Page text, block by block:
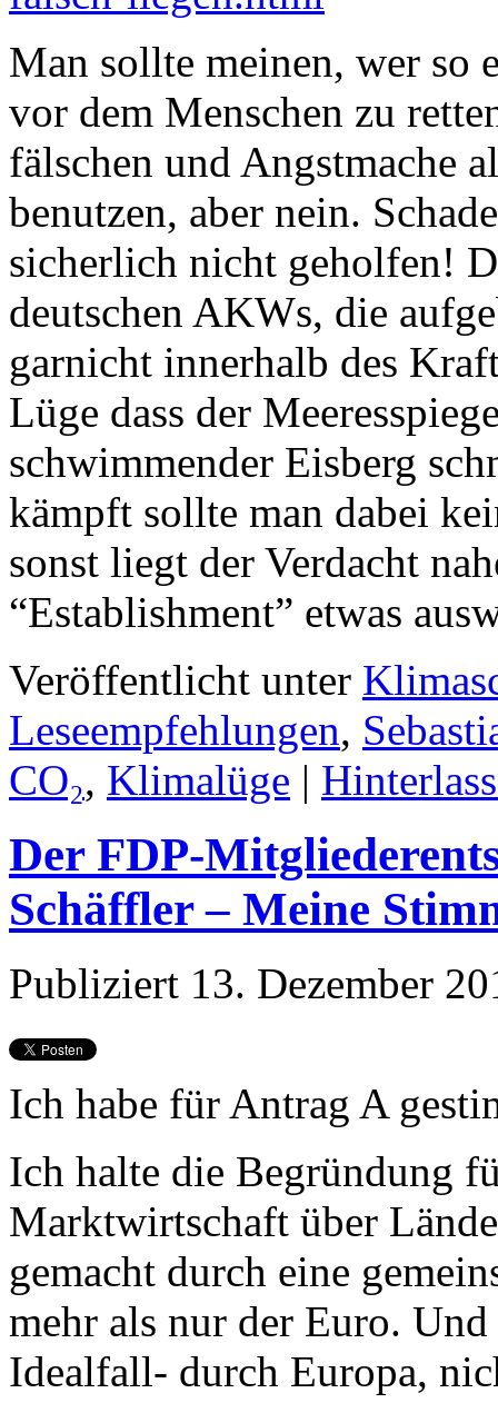
Man sollte meinen, wer so
vor dem Menschen zu
fälschen und Angstmache
benutzen, aber nein.
sicherlich nicht geholfen!
deutschen AKWs, die
garnicht innerhalb des
Lüge dass der
schwimmender Eisberg
kämpft sollte man dabei
sonst liegt der Verdacht
“Establishment” etwas
Veröffentlicht unter
Leseempfehlungen,
CO₂, Klimalüge |
Der FDP-
Schäffler – Meine
Publiziert 13. Dezember
Ich habe für Antrag A
Ich halte die Begründung
Marktwirtschaft über
gemacht durch eine
mehr als nur der Euro.
Idealfall- durch Europa,